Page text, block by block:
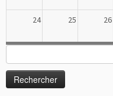
24 25 26